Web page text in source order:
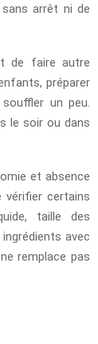
arrêt ni de
de faire autre
préparer
un peu.
le soir ou dans
et absence
vérifier certains
taille des
avec
remplace pas